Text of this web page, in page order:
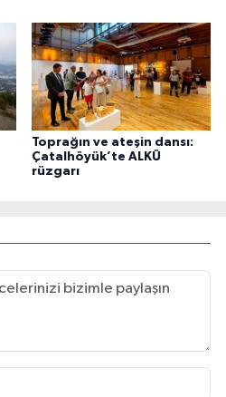
Toprağın ve ateşin dansı:
Çatalhöyük’te ALKÜ
rüzgarı